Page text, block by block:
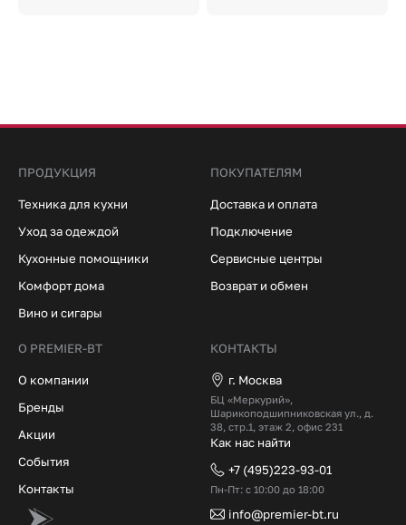
ПРОДУКЦИЯ
Техника для кухни
Уход за одеждой
Кухонные помощники
Комфорт дома
Вино и сигары
ПОКУПАТЕЛЯМ
Доставка и оплата
Подключение
Сервисные центры
Возврат и обмен
О PREMIER-BT
О компании
Бренды
Акции
События
Контакты
КОНТАКТЫ
г. Москва
БЦ «Меркурий»,
Шарикоподшипниковская ул., д.
38, стр.1, этаж 2, офис 231
Как нас найти
+7 (495)223-93-01
Пн-Пт: с 10:00 до 18:00
info@premier-bt.ru